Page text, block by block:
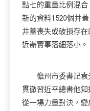
點七的重量比例混
新的資料1520個井
井蓋喪失或破損存
近辦實事落細落小。
儋州市委書記袁
貫徹習近平總書他
從一場力量對決，